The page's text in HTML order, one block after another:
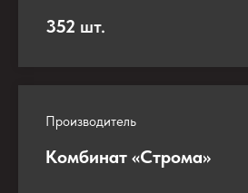
352 шт.
Производитель
Комбинат «Строма»